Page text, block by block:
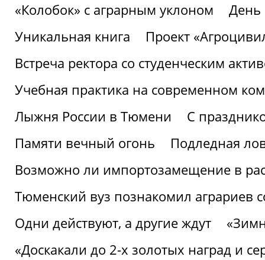
«Колобок» с аграрным уклоном
День
Уникальная книга
Проект
Встреча ректора со студенческим
Учебная практика на современном
Лыжня России в Тюмени
С
Памяти вечный огонь
Подледная
Возможно ли импортозамещение в
Тюменский вуз познакомил аграриев
Одни действуют, а другие ждут
«Доскакали до 2-х золотых наград и